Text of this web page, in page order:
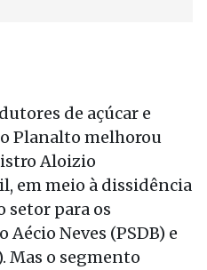
de açúcar e
Planalto melhorou
Aloizio
em meio à dissidência
setor para os
Neves (PSDB) e
Mas o segmento